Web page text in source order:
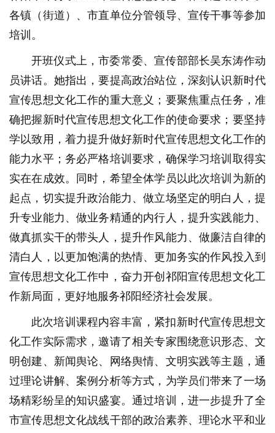
各镇（街道）、市直单位分管领导、宣传干事等参加
培训。
开班仪式上，市委常委、宣传部部长吴东涛作动
员讲话。她指出，要提高政治站位，深刻认识新时代
宣传思想文化工作的重大意义；要聚焦重点任务，准
确把握新时代宣传思想文化工作的使命要求；要坚持
学以致用，着力提升做好新时代宣传思想文化工作的
能力水平；务必严格培训要求，确保学习培训取得实
实在在成效。同时，希望全体学员以此次培训为新的
起点，切实提升政治能力、做立场坚定的明白人，提
升专业能力、做业务精通的内行人，提升实践能力、
做真抓实干的带头人，提升作风能力、做廉洁自律的
清白人，以更加饱满的热情、更加务实的作风投入到
宣传思想文化工作中，奋力开创祁阳宣传思想文化工
作新局面，更好地服务祁阳经济社会发展。
此次培训课程内容丰富，紧扣新时代宣传思想文
化工作实际需求，邀请了相关专家围绕意识形态、文
明创建、新闻舆论、网络舆情、文明实践等主题，通
过理论讲解、案例分析等方式，为学员们带来了一场
场精彩纷呈的知识盛宴。通过培训，进一步提升了全
市宣传思想文化战线干部的政治素养、理论水平和业